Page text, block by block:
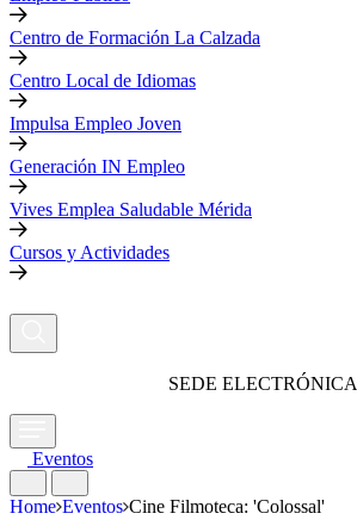
Centro de Formación La Calzada
Centro Local de Idiomas
Impulsa Empleo Joven
Generación IN Empleo
Vives Emplea Saludable Mérida
Cursos y Actividades
SEDE ELECTRÓNICA
Eventos
Home Eventos Cine Filmoteca: 'Colossal'